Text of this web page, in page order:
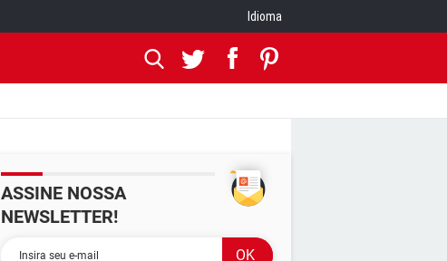
Idioma
ASSINE NOSSA
NEWSLETTER!